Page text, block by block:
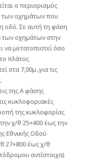
ο περιορισμός
των οχημάτων που
οδό. Σε αυτή τη φάση
των οχημάτων στην
μετατοπιστεί όσο
πλάτος
στα 7,00μ.,για τις
της Α φάσης
κυκλοφοριακές
της κυκλοφορίας
χ/θ 25+400 έως την
Εθνικής Οδού
27+800 έως χ/θ
αντίστοιχα)